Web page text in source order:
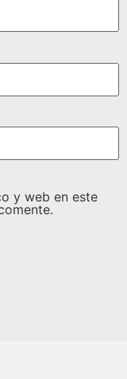
y web en este